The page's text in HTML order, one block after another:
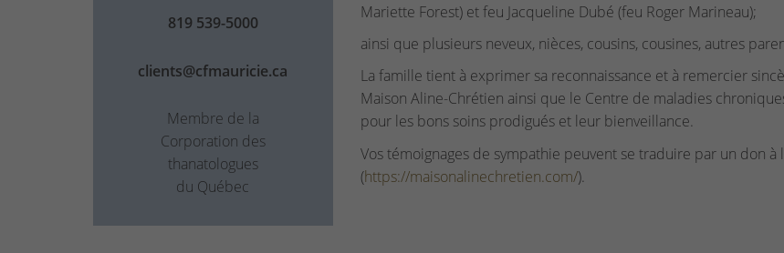
819 539-5000
clients@cfmauricie.ca
Membre de la
Corporation des
thanatologues
du Québec
Mariette Forest) et feu Jacqueline Dubé (feu Roger Marineau);
ainsi que plusieurs neveux, nièces, cousins, cousines, autres
La famille tient à exprimer sa reconnaissance et à remercier
Maison Aline-Chrétien ainsi que le Centre de maladies
pour les bons soins prodigués et leur bienveillance.
Vos témoignages de sympathie peuvent se traduire par un don à
(https://maisonalinechretien.com/).